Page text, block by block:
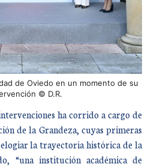
de Oviedo en un momento de su
© D.R.
ha corrido a cargo de
de la Grandeza, cuyas primeras
la trayectoria histórica de la
“una institución académica de